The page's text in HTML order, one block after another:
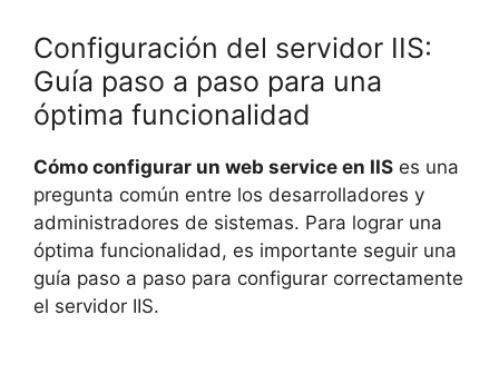
Configuración del servidor IIS:
Guía paso a paso para una
óptima funcionalidad
Cómo configurar un web service en IIS es una
pregunta común entre los desarrolladores y
administradores de sistemas. Para lograr una
óptima funcionalidad, es importante seguir una
guía paso a paso para configurar correctamente
el servidor IIS.